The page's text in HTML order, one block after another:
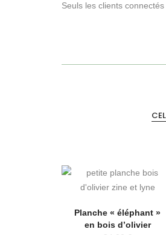
Seuls les clients
Planche « éléphant »
en bois d’olivier